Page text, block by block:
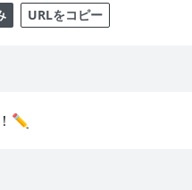
URLをコピー
！✏️